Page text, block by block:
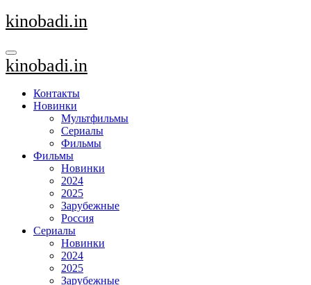
Перейти
к
kinobadi.in
kinobadi.in
Контакты
Новинки
Мультфильмы
Сериалы
Фильмы
Фильмы
Новинки
2024
2025
Зарубежные
Россия
Сериалы
Новинки
2024
2025
Зарубежные